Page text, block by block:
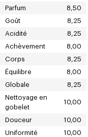
Parfum
8,50
Goût
8,25
Acidité
8,25
Achèvement
8,00
Corps
8,25
Équilibre
8,00
Globale
8,25
Nettoyage en
gobelet
10,00
Douceur
10,00
Uniformité
10,00